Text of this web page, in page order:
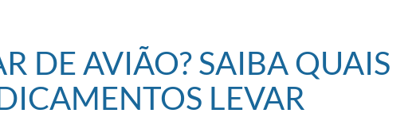
DE AVIÃO? SAIBA QUAIS
LEVAR